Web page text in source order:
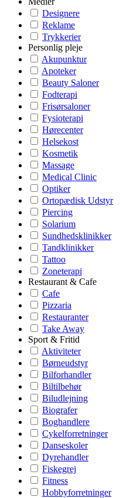
Designere
Reklame
Trykkerier
Personlig pleje
Akupunktur
Apoteker
Beauty Saloner
Fodterapi
Frisørsaloner
Fysioterapi
Hørecenter
Helsekost
Kosmetik
Massage
Medical Clinic
Optiker
Ortopædisk Udstyr
Piercing
Solarium
Sundhedsklinikker
Tandklinikker
Tattoo
Zoneterapi
Restaurant & Cafe
Cafe
Pizzaria
Restauranter
Take Away
Sport & Fritid
Aktiviteter
Børneudstyr
Bilforhandler
Biltilbehør
Biludlejning
Biografer
Boghandlere
Cykelforretninger
Danseskoler
Dyrehandler
Fiskegrej
Fitness
Hobbyforretninger